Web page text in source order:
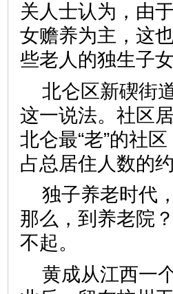
关人士认为，由
女赡养为主，这
些老人的独生
北仑区新碶街
这一说法。社区
北仑最“老”的社
占总居住人数
独子养老时代
那么，到养老院
不起。
黄成从江西一